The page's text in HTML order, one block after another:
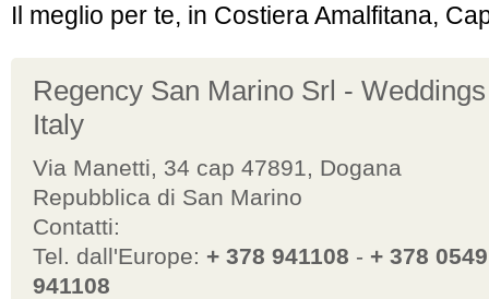
Il meglio per te, in Costiera Amalfitana,
Regency San Marino Srl -
Italy
Via Manetti, 34 cap 47891, Dogana
Repubblica di San Marino
Contatti:
Tel. dall'Europe: + 378 941108 - + 378 0549
941108